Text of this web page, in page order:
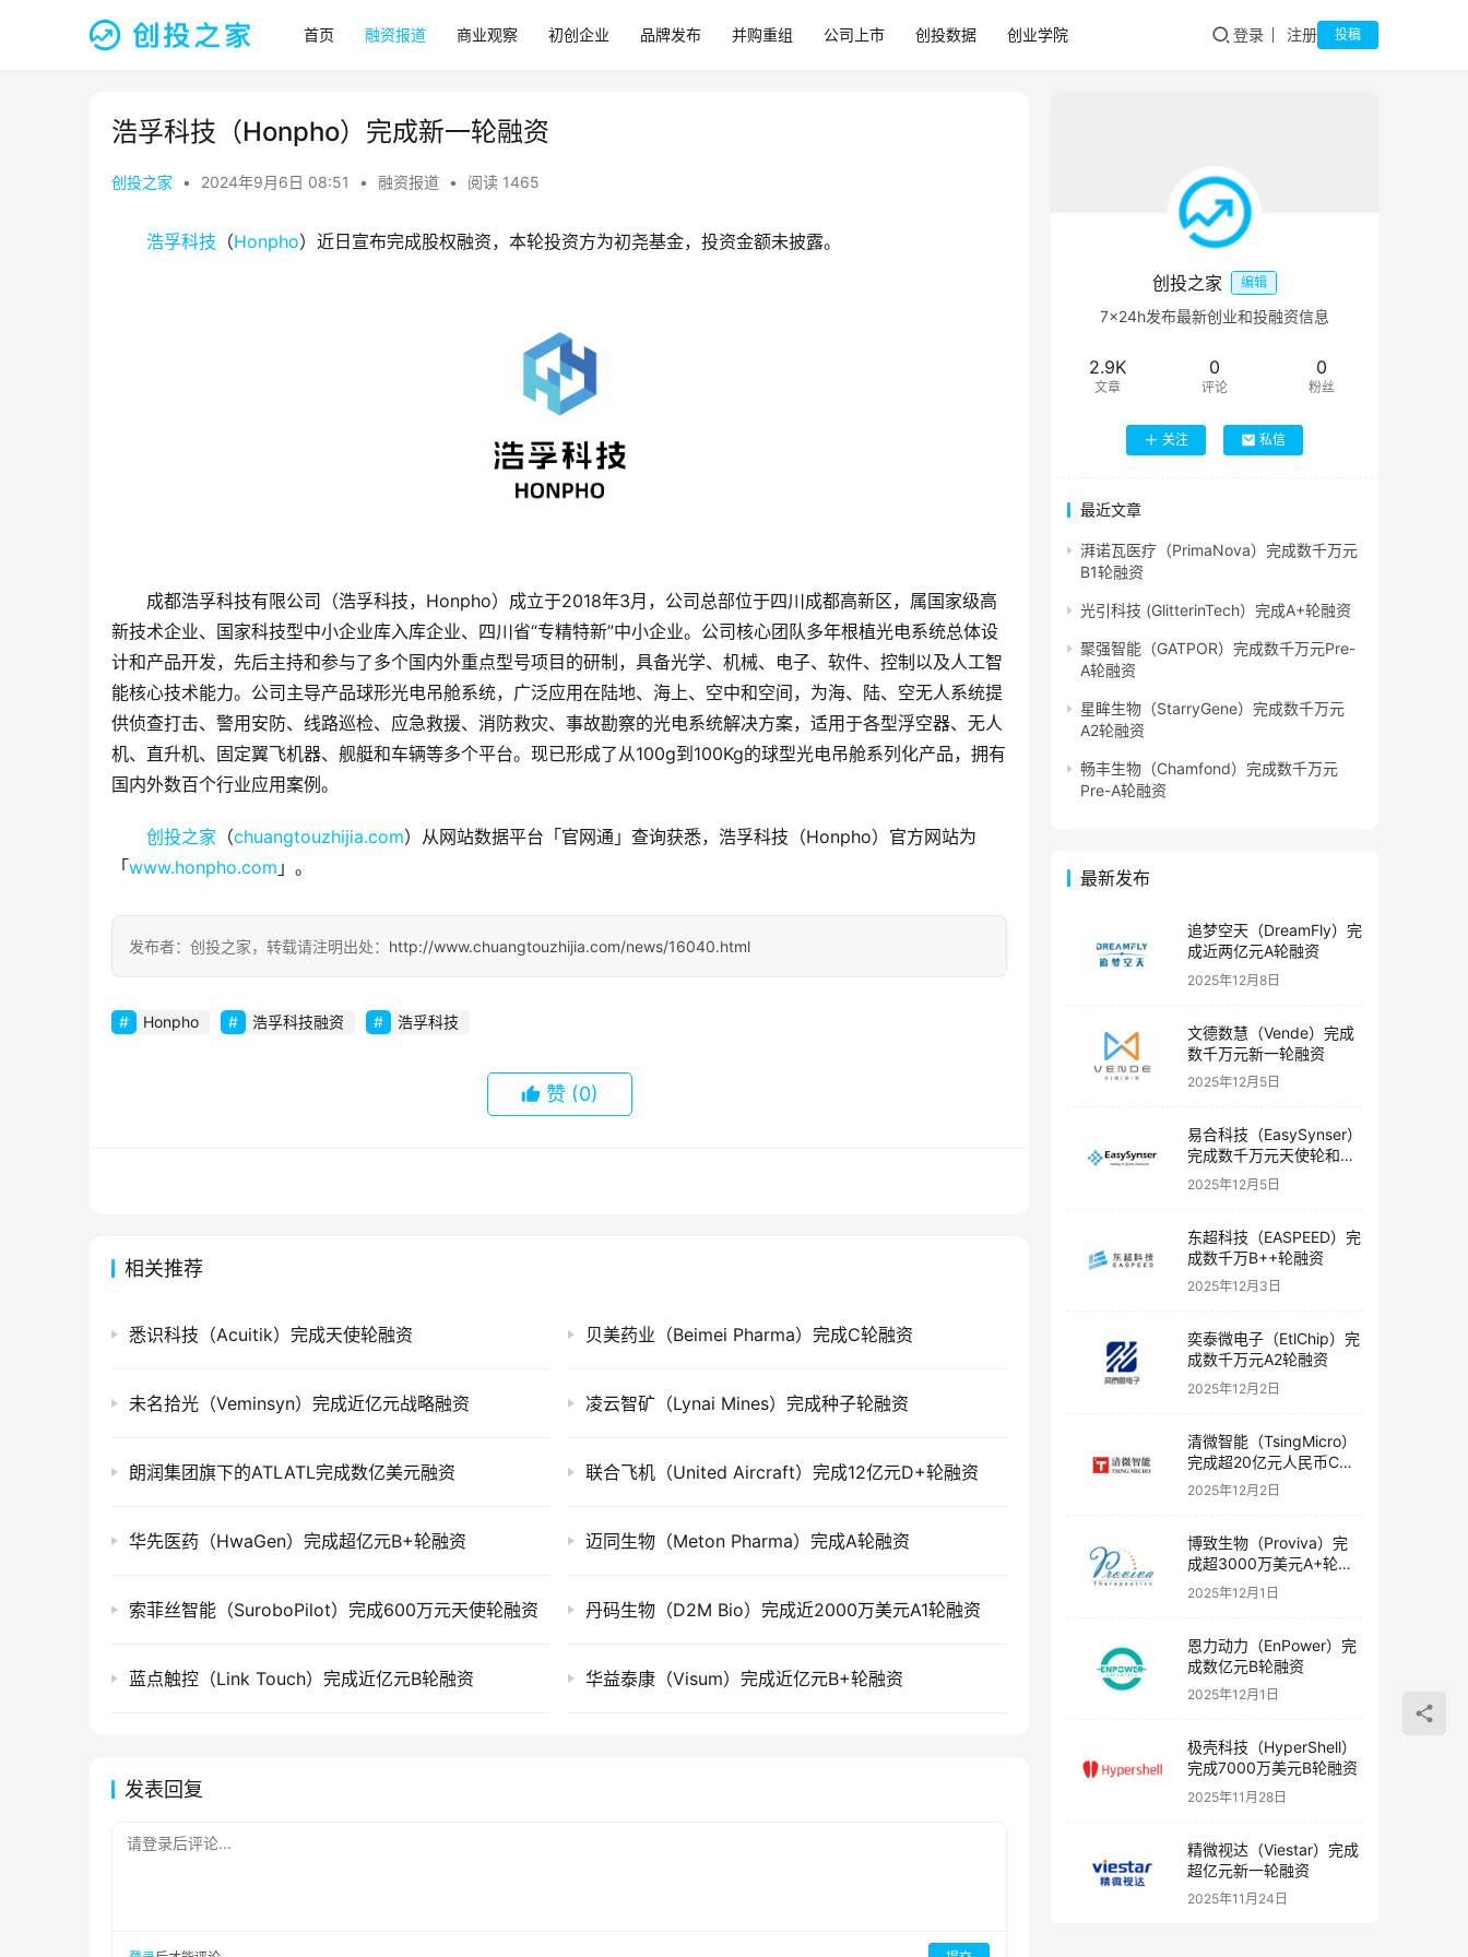
首页 融资报道 商业观察 初创企业 品牌发布 并购重组 公司上市 创投数据 创业学院 登录 注册 投稿
浩孚科技（Honpho）完成新一轮融资
创投之家 • 2024年9月6日 08:51 • 融资报道 • 阅读 1465
浩孚科技 （Honpho）近日宣布完成股权融资，本轮投资方为初尧基金，投资金额未披露。
成都浩孚科技有限公司（浩孚科技，Honpho）成立于2018年3月，公司总部位于四川成都高新区，属国家级高
新技术企业、国家科技型中小企业库入库企业、四川省“专精特新”中小企业。公司核心团队多年根植光电系统总体设
计和产品开发，先后主持和参与了多个国内外重点型号项目的研制，具备光学、机械、电子、软件、控制以及人工智
能核心技术能力。公司主导产品球形光电吊舱系统，广泛应用在陆地、海上、空中和空间，为海、陆、空无人系统提
供侦查打击、警用安防、线路巡检、应急救援、消防救灾、事故勘察的光电系统解决方案，适用于各型浮空器、无人
机、直升机、固定翼飞机器、舰艇和车辆等多个平台。现已形成了从100g到100Kg的球型光电吊舱系列化产品，拥有
国内外数百个行业应用案例。
创投之家 （chuangtouzhijia.com）从网站数据平台「官网通」查询获悉，浩孚科技（Honpho）官方网站为
「www.honpho.com 」。
发布者：创投之家，转载请注明出处： http://www.chuangtouzhijia.com/news/16040.html
Honpho 浩孚科技融资 浩孚科技
赞 (0)
相关推荐
悉识科技（Acuitik）完成天使轮融资 贝美药业（Beimei Pharma）完成C轮融资
未名拾光（Veminsyn）完成近亿元战略融资 凌云智矿（Lynai Mines）完成种子轮融资
朗润集团旗下的ATLATL完成数亿美元融资 联合飞机（United Aircraft）完成12亿元D+轮融资
华先医药（HwaGen）完成超亿元B+轮融资 迈同生物（Meton Pharma）完成A轮融资
索菲丝智能（SuroboPilot）完成600万元天使轮融资 丹码生物（D2M Bio）完成近2000万美元A1轮融资
蓝点触控（Link Touch）完成近亿元B轮融资 华益泰康（Visum）完成近亿元B+轮融资
发表回复
请登录后评论...
创投之家 编辑
7×24h发布最新创业和投融资信息
2.9K
文章
0
评论
0
粉丝
关注 私信
最近文章
湃诺瓦医疗（PrimaNova）完成数千万元
B1轮融资
光引科技 (GlitterinTech）完成A+轮融资
聚强智能（GATPOR）完成数千万元Pre-
A轮融资
星眸生物（StarryGene）完成数千万元
A2轮融资
畅丰生物（Chamfond）完成数千万元
Pre-A轮融资
最新发布
追梦空天（DreamFly）完
成近两亿元A轮融资
2025年12月8日
文德数慧（Vende）完成
数千万元新一轮融资
2025年12月5日
易合科技（EasySynser）
完成数千万元天使轮和天
使+轮融资
2025年12月5日
东超科技（EASPEED）完
成数千万B++轮融资
2025年12月3日
奕泰微电子（EtlChip）完
成数千万元A2轮融资
2025年12月2日
清微智能（TsingMicro）
完成超20亿元人民币C轮
融资
2025年12月2日
博致生物（Proviva）完
成超3000万美元A+轮融
资
2025年12月1日
恩力动力（EnPower）完
成数亿元B轮融资
2025年12月1日
极壳科技（HyperShell）
完成7000万美元B轮融资
2025年11月28日
精微视达（Viestar）完成
超亿元新一轮融资
2025年11月24日